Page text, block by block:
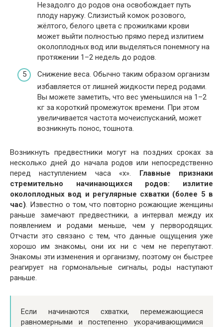
Незадолго до родов она освобождает путь
плоду наружу. Слизистый комок розового,
жёлтого, белого цвета с прожилками крови
может выйти полностью прямо перед излитием
околоплодных вод или выделяться понемногу на
протяжении 1–2 недель до родов.
Снижение веса. Обычно таким образом организм
избавляется от лишней жидкости перед родами.
Вы можете заметить, что вес уменьшился на 1–2
кг за короткий промежуток времени. При этом
увеличивается частота мочеиспусканий, может
возникнуть понос, тошнота.
Возникнуть предвестники могут на поздних сроках за
несколько дней до начала родов или непосредственно
перед наступлением часа «х». Главные признаки
стремительно начинающихся родов: излитие
околоплодных вод и регулярные схватки (более 5 в
час). Известно о том, что повторно рожающие женщины
раньше замечают предвестники, а интервал между их
появлением и родами меньше, чем у первородящих.
Отчасти это связано с тем, что данные ощущения уже
хорошо им знакомы, они их ни с чем не перепутают.
Знакомы эти изменения и организму, поэтому он быстрее
реагирует на гормональные сигналы, роды наступают
раньше.
Если начинаются схватки, перемежающиеся
равномерными и постепенно укорачивающимися